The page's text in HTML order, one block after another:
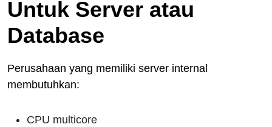
Untuk Server atau
Database
Perusahaan yang memiliki server internal
membutuhkan:
CPU multicore